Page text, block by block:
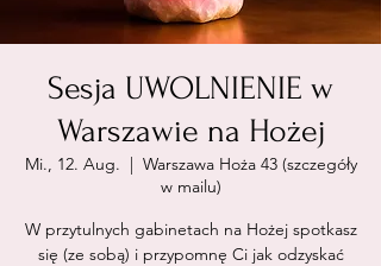
Sesja UWOLNIENIE w
Warszawie na Hożej
Mi., 12. Aug.
  |
Warszawa Hoża 43 (szczegóły
w mailu)
W przytulnych gabinetach na Hożej spotkasz
się (ze sobą) i przypomnę Ci jak odzyskać